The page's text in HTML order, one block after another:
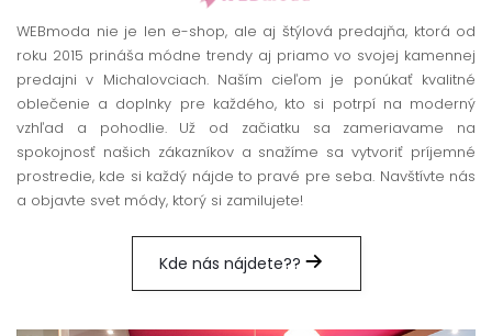
WEBmoda nie je len e-shop, ale aj štýlová predajňa, ktorá od
roku 2015 prináša módne trendy aj priamo vo svojej kamennej
predajni v Michalovciach. Naším cieľom je ponúkať kvalitné
oblečenie a doplnky pre každého, kto si potrpí na moderný
vzhľad a pohodlie. Už od začiatku sa zameriavame na
spokojnosť našich zákazníkov a snažíme sa vytvoriť príjemné
prostredie, kde si každý nájde to pravé pre seba. Navštívte nás
a objavte svet módy, ktorý si zamilujete!
Kde nás nájdete??